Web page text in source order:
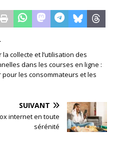
collecte et l’utilisation des
dans les courses en ligne :
pour les consommateurs et les
SUIVANT
internet en toute
sérénité